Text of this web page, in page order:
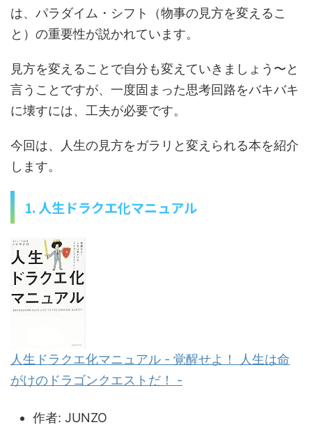
は、パラダイム・シフト（物事の見方を変えるこ
と）の重要性が説かれています。
見方を変えることで自分も変えていきましょう〜と
言うことですが、一度固まった思考回路をバキバキ
に壊すには、工夫が必要です。
今回は、人生の見方をガラリと変えられる本を紹介
します。
1. 人生ドラクエ化マニュアル
人生ドラクエ化マニュアル - 覚醒せよ！ 人生は命
がけのドラゴンクエストだ！ -
作者: JUNZO